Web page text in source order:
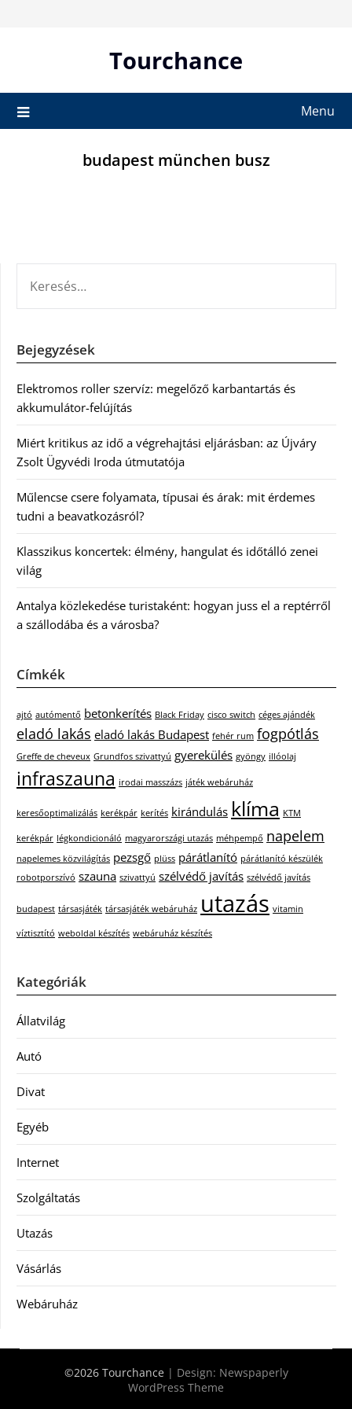
Tourchance
Menu
budapest münchen busz
Bejegyzések
Elektromos roller szervíz: megelőző karbantartás és
akkumulátor-felújítás
Miért kritikus az idő a végrehajtási eljárásban: az Újváry
Zsolt Ügyvédi Iroda útmutatója
Műlencse csere folyamata, típusai és árak: mit érdemes
tudni a beavatkozásról?
Klasszikus koncertek: élmény, hangulat és időtálló zenei
világ
Antalya közlekedése turistaként: hogyan juss el a reptérről
a szállodába és a városba?
Címkék
ajtó autómentő betonkerítés Black Friday cisco switch céges ajándék
eladó lakás eladó lakás Budapest fehér rum fogpótlás
Greffe de cheveux Grundfos szivattyú gyerekülés gyöngy illóolaj
infraszauna irodai masszázs játék webáruház
keresőoptimalizálás kerékpár kerítés kirándulás klíma KTM
kerékpár légkondicionáló magyarországi utazás méhpempő napelem
napelemes közvilágítás pezsgő plüss párátlanító párátlanító készülék
robotporszívó szauna szivattyú szélvédő javítás szélvédő javítás
budapest társasjáték társasjáték webáruház utazás vitamin
víztisztító weboldal készítés webáruház készítés
Kategóriák
Állatvilág
Autó
Divat
Egyéb
Internet
Szolgáltatás
Utazás
Vásárlás
Webáruház
©2026 Tourchance | Design: Newspaperly
WordPress Theme